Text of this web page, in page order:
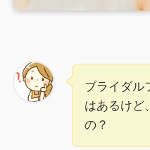
ブライダル
はあるけど
の？